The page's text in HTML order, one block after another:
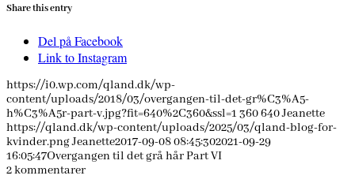
Share this entry
Del på Facebook
Link to Instagram
https://i0.wp.com/qland.dk/wp-
content/uploads/2018/03/overgangen-til-det-gr%C3%A5-
h%C3%A5r-part-v.jpg?fit=640%2C360&ssl=1 360640Jeanette
https://qland.dk/wp-content/uploads/2025/03/qland-blog-for-
kvinder.pngJeanette2017-09-08 08:45:302021-09-29
16:05:47Overgangen til det grå hår Part VI
2kommentarer